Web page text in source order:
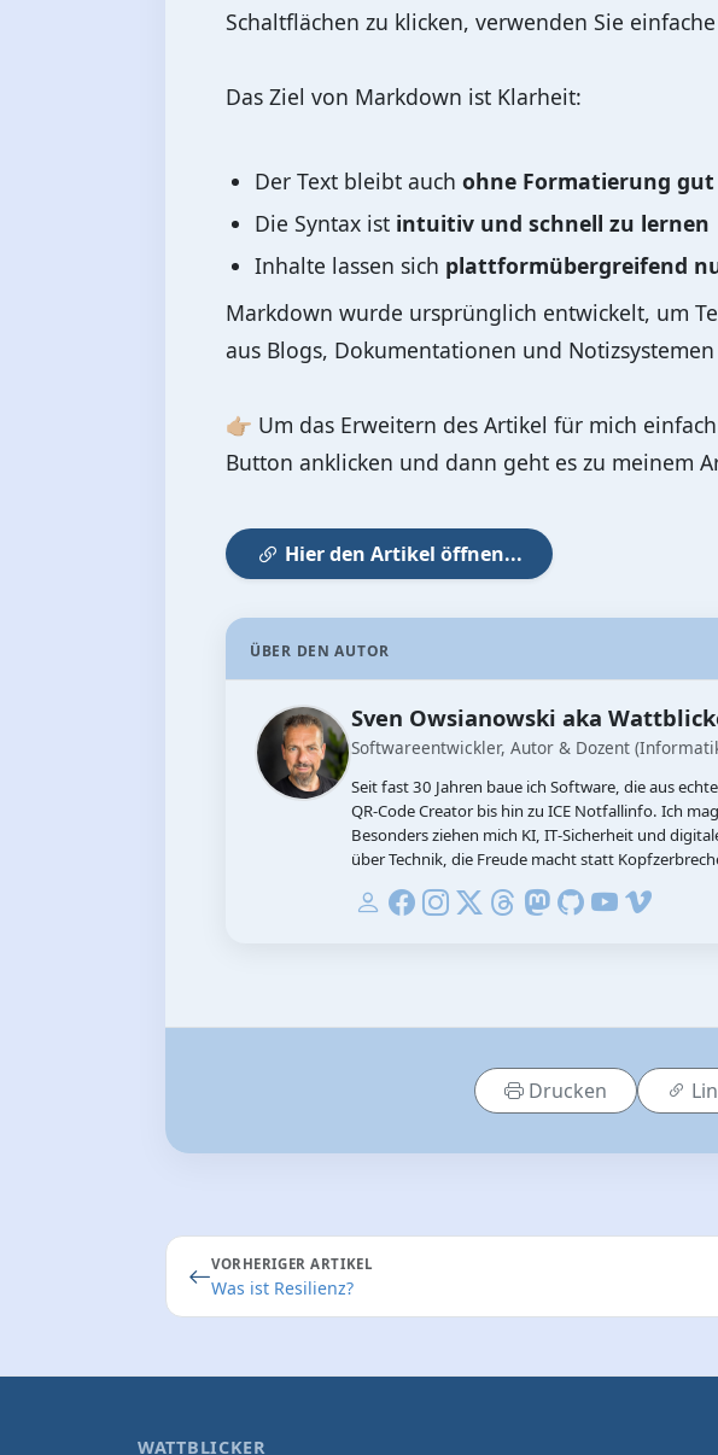
Schaltflächen zu klicken, verwenden Sie
Das Ziel von Markdown ist Klarheit:
Der Text bleibt auch ohne Formatierung
Die Syntax ist intuitiv und schnell zu lernen
Inhalte lassen sich plattformübergreifend
Markdown wurde ursprünglich entwickelt, um
aus Blogs, Dokumentationen und
👉🏼 Um das Erweitern des Artikel für mich
Button anklicken und dann geht es zu meinem
Hier den Artikel öffnen...
ÜBER DEN AUTOR
Sven Owsianowski aka
Softwareentwickler, Autor & Dozent
Seit fast 30 Jahren baue ich Software, die aus
QR‑Code Creator bis hin zu ICE Notfallinfo. Ich
Besonders ziehen mich KI, IT‑Sicherheit und
über Technik, die Freude macht statt
Drucken
VORHERIGER ARTIKEL
Was ist Resilienz?
WATTBLICKER